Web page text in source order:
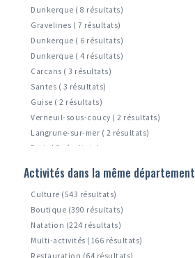
Dunkerque ( 8 résultats)
Gravelines ( 7 résultats)
Dunkerque ( 6 résultats)
Dunkerque ( 4 résultats)
Carcans ( 3 résultats)
Santes ( 3 résultats)
Guise ( 2 résultats)
Verneuil-sous-coucy ( 2 résultats)
Langrune-sur-mer ( 2 résultats)
Paris ( 2 résultats)
Leffrinckoucke ( 1 résultats)
Activités dans la même département
Culture (543 résultats)
Boutique (390 résultats)
Natation (224 résultats)
Multi-activités (166 résultats)
Restauration (64 résultats)